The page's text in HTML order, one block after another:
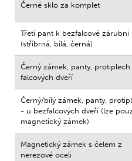
Černé sklo za komplet
Třetí pant k bezfalcové zárubni
(stříbrná, bílá, černá)
Černý zámek, panty,
falcových dveří
Černý/bílý zámek, panty,
- u bezfalcových dveří (lze
magnetický zámek)
Magnetický zámek s čelem z
nerezové oceli